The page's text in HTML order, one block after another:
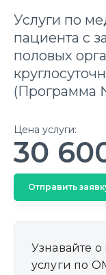
Услуги по
пациента с
половых
(Программа
Цена услуги:
30
Отправить
Узнавайте
услуги по